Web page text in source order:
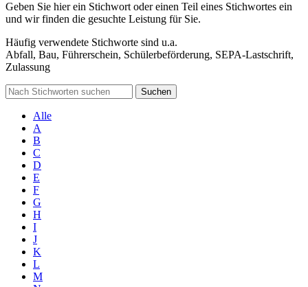
Geben Sie hier ein Stichwort oder einen Teil eines Stichwortes ein
und wir finden die gesuchte Leistung für Sie.
Häufig verwendete Stichworte sind u.a.
Abfall, Bau, Führerschein, Schülerbeförderung, SEPA-Lastschrift,
Zulassung
Suchen
Alle
A
B
C
D
E
F
G
H
I
J
K
L
M